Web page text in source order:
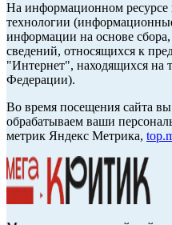
На информационном ресурсе
технологии
информации на основе
сведений, относящихся к
"Интернет", находящихся на
Федерации).
Во время посещения сайта
обрабатываем ваши
метрик Яндекс Метрика,